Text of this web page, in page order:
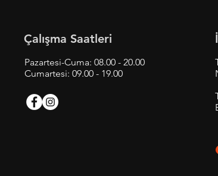
Çalışma Saatleri
Pazartesi-Cuma: 08.00 - 20.00
Cumartesi: 09.00 - 19.00